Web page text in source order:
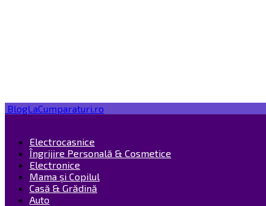
BlogLaCumparaturi.ro
Electrocasnice
Îngrijire Personală & Cosmetice
Electronice
Mama și Copilul
Casă & Grădină
Auto